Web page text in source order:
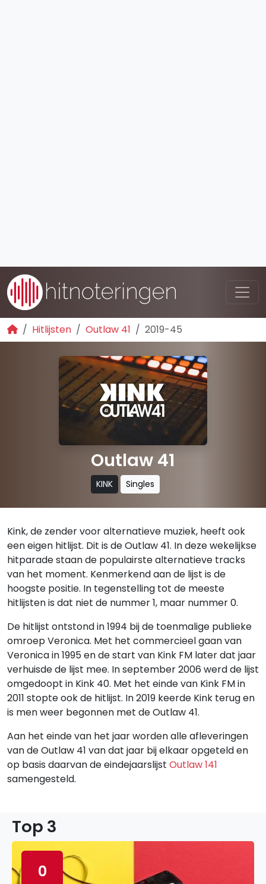
Hitlijsten Outlaw 41 2019-45
Outlaw 41
KINK Singles
Kink, de zender voor alternatieve muziek, heeft ook
een eigen hitlijst. Dit is de Outlaw 41. In deze wekelijkse
hitparade staan de populairste alternatieve tracks
van het moment. Kenmerkend aan de lijst is de
hoogste positie. In tegenstelling tot de meeste
hitlijsten is dat niet de nummer 1, maar nummer 0.
De hitlijst ontstond in 1994 bij de toenmalige publieke
omroep Veronica. Met het commercieel gaan van
Veronica in 1995 en de start van Kink FM later dat jaar
verhuisde de lijst mee. In september 2006 werd de lijst
omgedoopt in Kink 40. Met het einde van Kink FM in
2011 stopte ook de hitlijst. In 2019 keerde Kink terug en
is men weer begonnen met de Outlaw 41.
Aan het einde van het jaar worden alle afleveringen
van de Outlaw 41 van dat jaar bij elkaar opgeteld en
op basis daarvan de eindejaarslijst Outlaw 141
samengesteld.
Top 3
0